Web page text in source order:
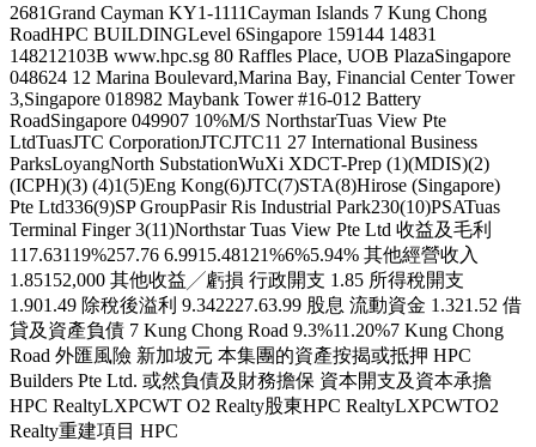
2681Grand Cayman KY1-1111Cayman Islands 7 Kung Chong
RoadHPC BUILDINGLevel 6Singapore 159144 14831
148212103B www.hpc.sg 80 Raffles Place, UOB PlazaSingapore
048624 12 Marina Boulevard,Marina Bay, Financial Center Tower
3,Singapore 018982 Maybank Tower #16-012 Battery
RoadSingapore 049907 10%M/S NorthstarTuas View Pte
LtdTuasJTC CorporationJTCJTC11 27 International Business
ParksLoyangNorth SubstationWuXi XDCT-Prep (1)(MDIS)(2)
(ICPH)(3) (4)1(5)Eng Kong(6)JTC(7)STA(8)Hirose (Singapore)
Pte Ltd336(9)SP GroupPasir Ris Industrial Park230(10)PSATuas
Terminal Finger 3(11)Northstar Tuas View Pte Ltd 收益及毛利
117.63119%257.76 6.9915.48121%6%5.94% 其他經營收入
1.85152,000 其他收益╱虧損 行政開支 1.85 所得稅開支
1.901.49 除稅後溢利 9.342227.63.99 股息 流動資金 1.321.52 借
貸及資產負債 7 Kung Chong Road 9.3%11.20%7 Kung Chong
Road 外匯風險 新加坡元 本集團的資產按揭或抵押 HPC
Builders Pte Ltd. 或然負債及財務擔保 資本開支及資本承擔
HPC RealtyLXPCWT O2 Realty股東HPC RealtyLXPCWTO2
Realty重建項目 HPC